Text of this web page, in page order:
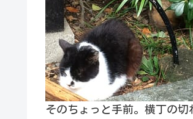
そのちょっと手前。横丁の